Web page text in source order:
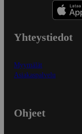
Yhteystiedot
Myymälät
Asiakaspalvelu
Ohjeet